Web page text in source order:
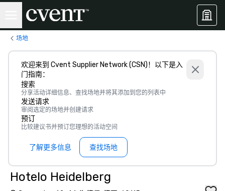
场地
欢迎来到 Cvent Supplier Network (CSN)！以下是入
门指南：
搜索
分享活动详细信息、查找场地并将其添加到您的列表中
发送请求
审阅选定的场地并创建请求
预订
比较建议书并预订您理想的活动空间
了解更多信息 查找场地
Hotelo Heidelberg